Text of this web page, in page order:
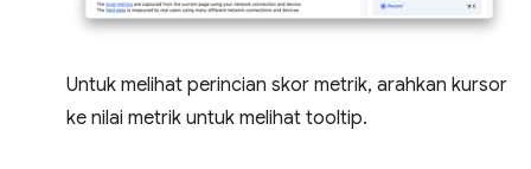
Untuk melihat perincian skor metrik, arahkan kursor
ke nilai metrik untuk melihat tooltip.